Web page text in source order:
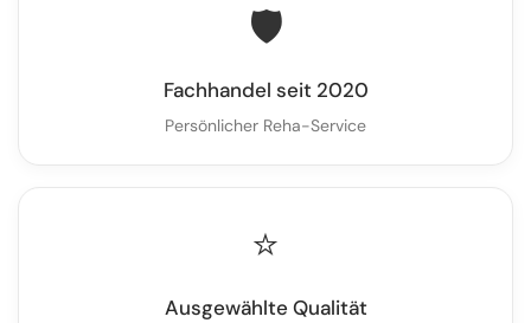
🛡️
Fachhandel seit 2020
Persönlicher Reha-Service
⭐
Ausgewählte Qualität